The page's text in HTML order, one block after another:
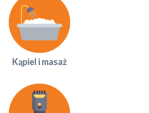
Kąpiel i masaż